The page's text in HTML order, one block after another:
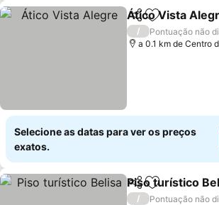
PartilharAdicionar
Ático Vista
/
Pontuação não
a 0.1 km de Centro
Selecione as datas para ver os preços
exatos.
PartilharAdicionar
Piso turístico
/
Pontuação não